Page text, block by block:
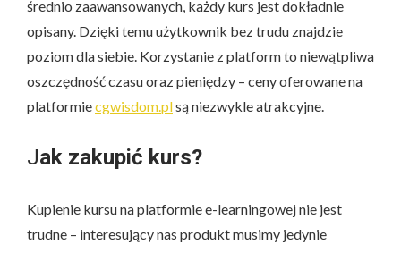
średnio zaawansowanych, każdy kurs jest dokładnie
opisany. Dzięki temu użytkownik bez trudu znajdzie
poziom dla siebie. Korzystanie z platform to niewątpliwa
oszczędność czasu oraz pieniędzy – ceny oferowane na
platformiecgwisdom.plsą niezwykle atrakcyjne.
Jak zakupić kurs?
Kupienie kursu na platformie e-learningowej nie jest
trudne – interesujący nas produkt musimy jedynie